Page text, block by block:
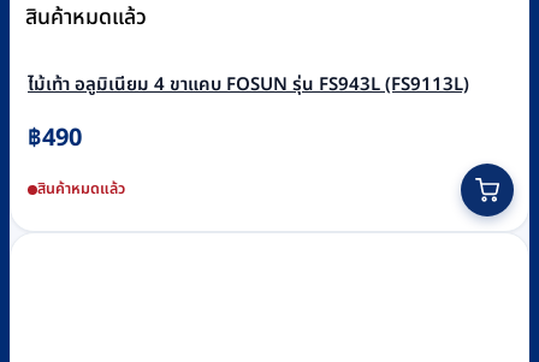
สินค้าหมดแล้ว
ไม้เท้า อลูมิเนียม 4 ขาแคบ FOSUN รุ่น FS943L (FS9113L)
฿490
สินค้าหมดแล้ว